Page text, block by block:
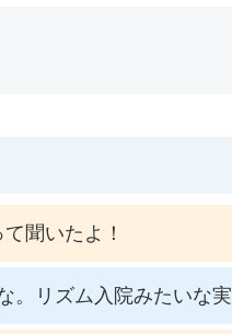
聞いたよ！
リズム入院みたいな